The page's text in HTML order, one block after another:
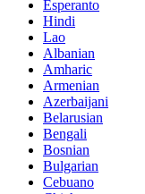
Esperanto
Hindi
Lao
Albanian
Amharic
Armenian
Azerbaijani
Belarusian
Bengali
Bosnian
Bulgarian
Cebuano